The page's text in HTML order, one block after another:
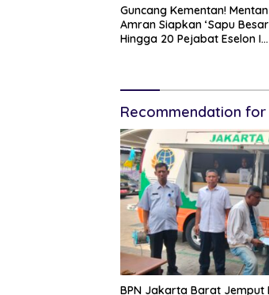
Guncang Kementan! Mentan
Amran Siapkan ‘Sapu
Hingga 20 Pejabat Eselon I
Recommendation for
BPN Jakarta Barat Jemput